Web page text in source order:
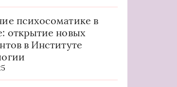
психосоматике в
открытие новых
в Институте